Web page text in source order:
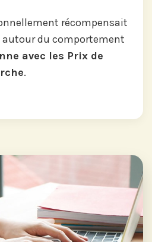
récompensait
autour du comportement
avec les Prix de
.